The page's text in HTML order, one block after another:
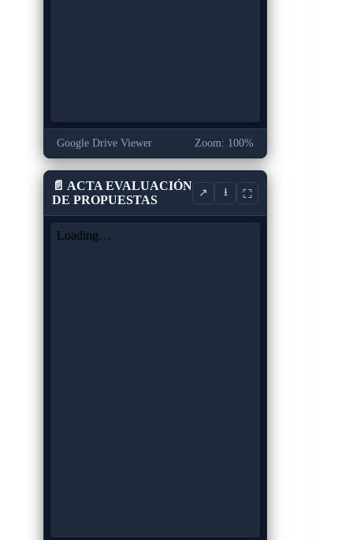
Google Drive Viewer Zoom: 100%
📄 ACTA EVALUACIÓN
DE PROPUESTAS
↗ ⭳ ⛶